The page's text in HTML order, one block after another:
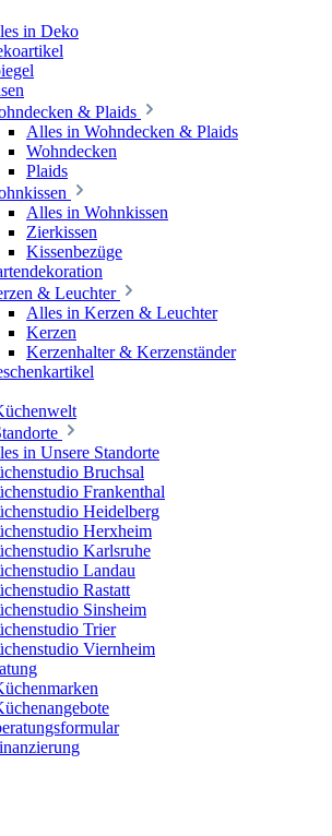
in Deko
& Plaids
Alles in Wohndecken & Plaids
Wohndecken
Plaids
Alles in Wohnkissen
Zierkissen
Kissenbezüge
& Leuchter
Alles in Kerzen & Leuchter
Kerzen
Kerzenhalter & Kerzenständer
in Unsere Standorte
Bruchsal
Frankenthal
Heidelberg
Herxheim
Karlsruhe
Landau
Rastatt
Sinsheim
Trier
Viernheim